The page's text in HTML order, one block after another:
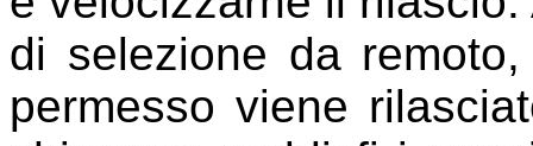
di selezione da
permesso viene